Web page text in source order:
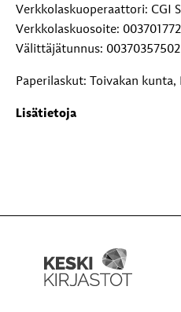
Verkkolaskuoperaattori: CGI
Verkkolaskuosoite:
Välittäjätunnus:
Paperilaskut: Toivakan
Lisätietoja